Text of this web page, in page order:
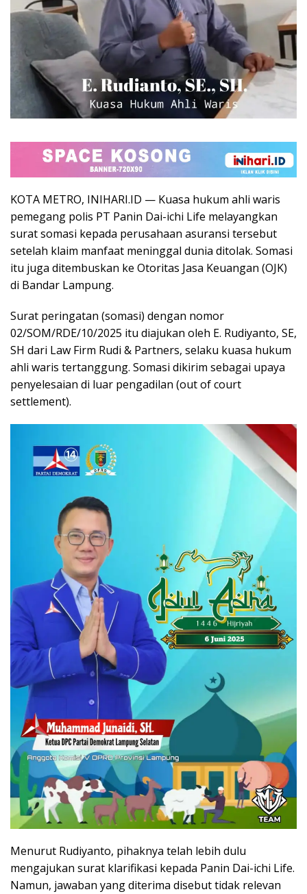
KOTA METRO, INIHARI.ID — Kuasa hukum ahli waris
pemegang polis PT Panin Dai-ichi Life melayangkan
surat somasi kepada perusahaan asuransi tersebut
setelah klaim manfaat meninggal dunia ditolak. Somasi
itu juga ditembuskan ke Otoritas Jasa Keuangan (OJK)
di Bandar Lampung.
Surat peringatan (somasi) dengan nomor
02/SOM/RDE/10/2025 itu diajukan oleh E. Rudiyanto, SE,
SH dari Law Firm Rudi & Partners, selaku kuasa hukum
ahli waris tertanggung. Somasi dikirim sebagai upaya
penyelesaian di luar pengadilan (out of court
settlement).
Menurut Rudiyanto, pihaknya telah lebih dulu
mengajukan surat klarifikasi kepada Panin Dai-ichi Life.
Namun, jawaban yang diterima disebut tidak relevan